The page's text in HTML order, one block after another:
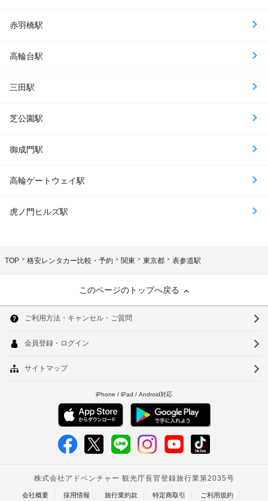
赤羽橋駅
高輪台駅
三田駅
芝公園駅
御成門駅
高輪ゲートウェイ駅
虎ノ門ヒルズ駅
TOP 格安レンタカー比較・予約 関東 東京都 表参道駅
このページのトップへ戻る